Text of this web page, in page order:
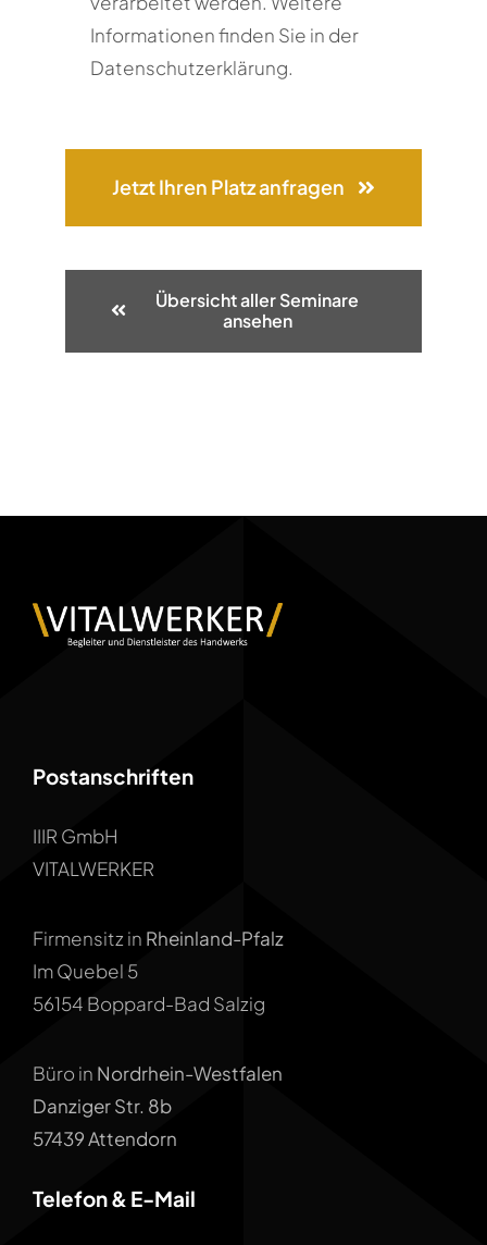
Informationen finden Sie in der
Datenschutzerklärung.
Jetzt Ihren Platz anfragen
Übersicht aller Seminare
ansehen
Postanschriften
IIIR GmbH
VITALWERKER
Firmensitz in Rheinland-Pfalz
Im Quebel 5
56154 Boppard-Bad Salzig
Büro in Nordrhein-Westfalen
Danziger Str. 8b
57439 Attendorn
Telefon & E-Mail